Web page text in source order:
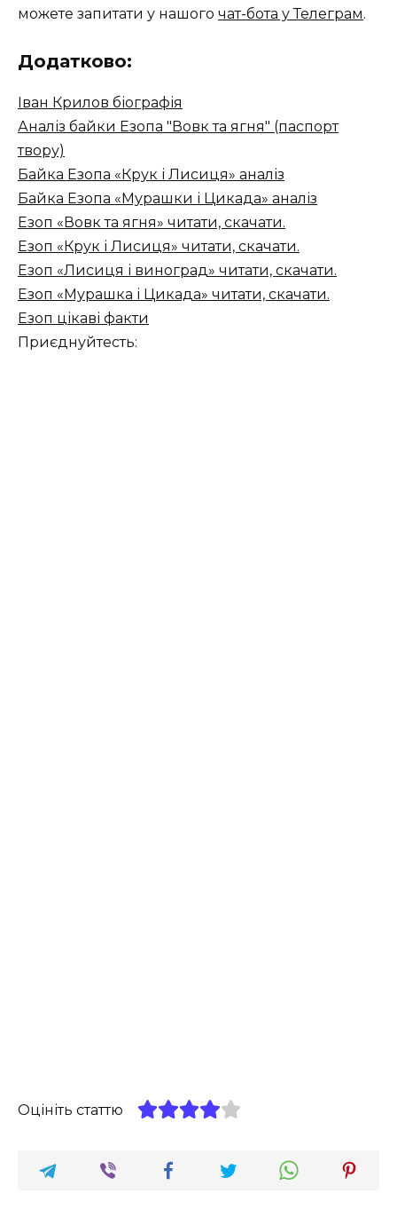
можете запитати у нашого чат-бота у Телеграм.
Додатково:
Іван Крилов біографія
Аналіз байки Езопа "Вовк та ягня" (паспорт
твору)
Байка Езопа «Крук і Лисиця» аналіз
Байка Езопа «Мурашки і Цикада» аналіз
Езоп «Вовк та ягня» читати, скачати.
Езоп «Крук і Лисиця» читати, скачати.
Езоп «Лисиця і виноград» читати, скачати.
Езоп «Мурашка і Цикада» читати, скачати.
Езоп цікаві факти
Приєднуйтесть:
Оцініть статтю